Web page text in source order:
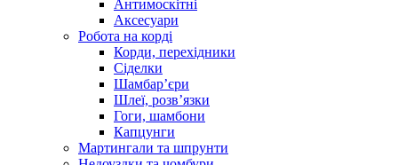
Антимоскітні
Аксесуари
Робота на корді
Корди, перехідники
Сіделки
Шамбар’єри
Шлеї, розв’язки
Гоги, шамбони
Капцунги
Мартингали та шпрунти